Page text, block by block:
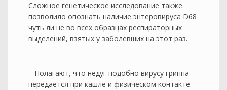
Сложное генетическое исследование также
позволило опознать наличие энтеровируса D68
чуть ли не во всех образцах респираторных
выделений, взятых у заболевших на этот раз.
Полагают, что недуг подобно вирусу гриппа
передаётся при кашле и физическом контакте.